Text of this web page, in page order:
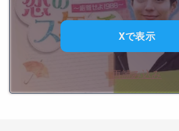
Xで表示
再読み込み